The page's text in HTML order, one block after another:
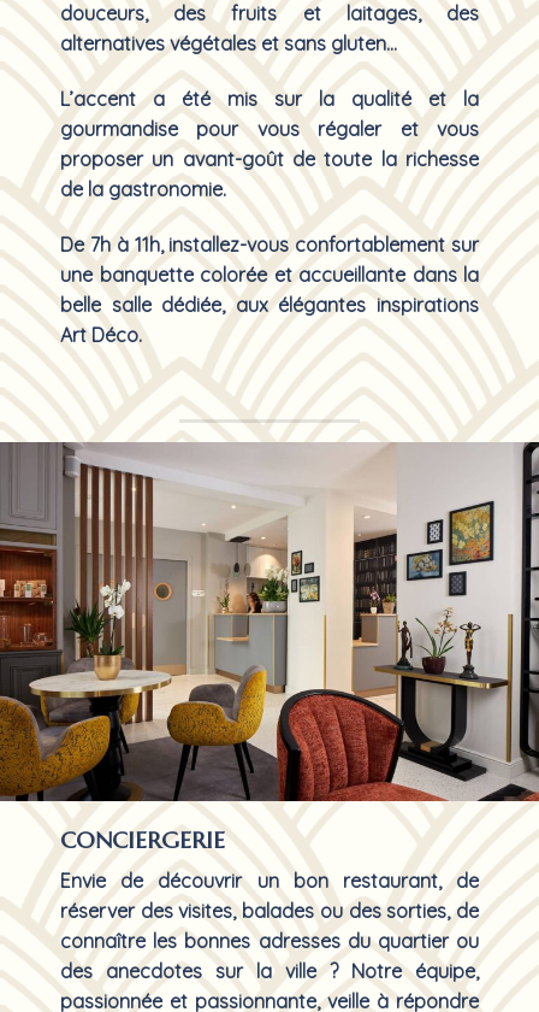
douceurs, des fruits et laitages, des
alternatives végétales et sans gluten…
L’accent a été mis sur la qualitéet la
gourmandisepour vous régaler et vous
proposer un avant-goût de toute la richesse
de la gastronomie.
De 7h à 11h, installez-vous confortablement sur
une banquette colorée et accueillante dans la
belle salle dédiée, aux élégantes inspirations
Art Déco.
CONCIERGERIE
Envie de découvrir un bon restaurant, de
réserver des visites, balades ou des sorties, de
connaître les bonnes adresses du quartier ou
des anecdotes sur la ville ? Notre équipe,
passionnée et passionnante, veille à répondre